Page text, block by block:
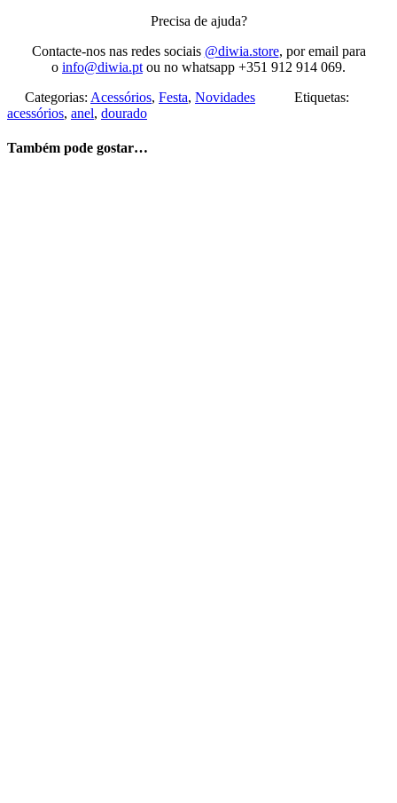
Precisa de ajuda?
Contacte-nos nas redes sociais @diwia.store, por email para
o info@diwia.pt ou no whatsapp +351 912 914 069.
Categorias: Acessórios, Festa, Novidades
Etiquetas:
acessórios, anel, dourado
Também pode gostar…